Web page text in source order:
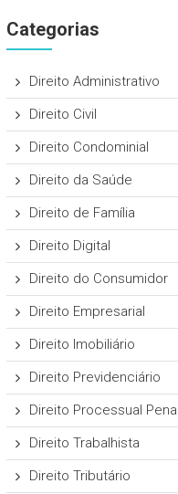
Categorias
Direito Administrativo
Direito Civil
Direito Condominial
Direito da Saúde
Direito de Família
Direito Digital
Direito do Consumidor
Direito Empresarial
Direito Imobiliário
Direito Previdenciário
Direito Processual Penal
Direito Trabalhista
Direito Tributário